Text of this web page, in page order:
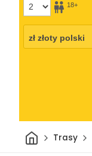
18+
DomTrasy